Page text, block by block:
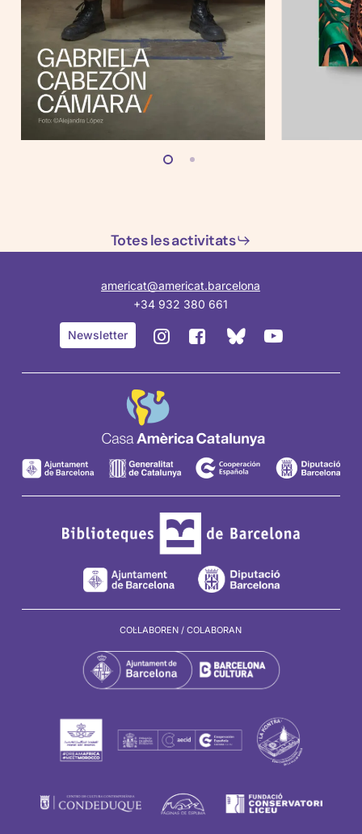
Totes les activitats
americat@americat.barcelona
+34 932 380 661
Newsletter
Instagram
de
Amèrica
Facebook
de
Amèrica
BlueSky
de
Amèrica
YouTube
de
Amèrica
COL·LABOREN / COLABORAN